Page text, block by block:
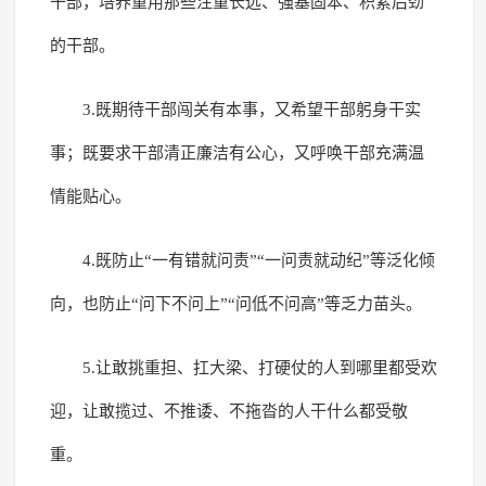
的干部。
3.既期待干部闯关有本事，又希望干部躬身干实
事；既要求干部清正廉洁有公心，又呼唤干部充满温
情能贴心。
4.既防止“一有错就问责”“一问责就动纪”等泛化倾
向，也防止“问下不问上”“问低不问高”等乏力苗头。
5.让敢挑重担、扛大梁、打硬仗的人到哪里都受欢
迎，让敢揽过、不推诿、不拖沓的人干什么都受敬
重。